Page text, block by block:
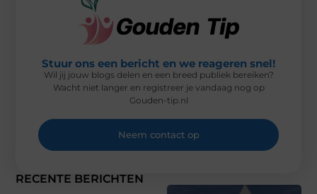
RECENTE BERICHTEN
Stuur ons een bericht en we reageren snel!
Wil jij jouw blogs delen en een breed publiek bereiken?
Wacht niet langer en registreer je vandaag nog op
Gouden-tip.nl
Neem contact op